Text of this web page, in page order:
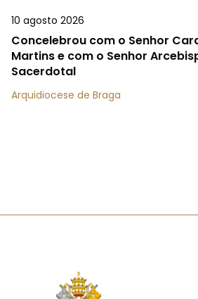
10 agosto 2026
Concelebrou com o Senhor
Martins e com o Senhor
Sacerdotal
Arquidiocese de Braga